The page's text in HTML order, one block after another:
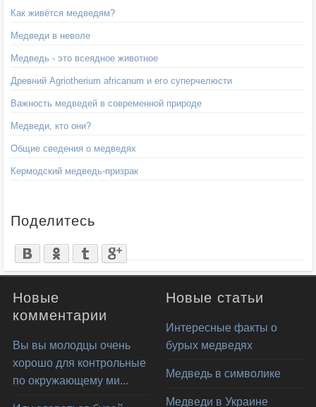
Как живётся медведям?
Медведи в неволе
Медведь - это всеядное животное
Древний Agriotherium africanum и его суперчелюсти
Важность медведей в современной природе
Медведи, кто они?
Общие сведения о медведях
Кермодский медведь-призрак
Поделитесь
Новые
комментарии
Вы вы молодцы очень
хорошо для контрольные
по окружающему ми...
Новые статьи
Интересные факты о
бурых медведях
Медведь в символике
Медведи в Украине